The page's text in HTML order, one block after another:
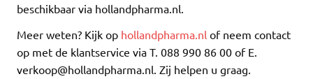
beschikbaar via hollandpharma.nl.
Meer weten? Kijk op hollandpharma.nl of neem contact
op met de klantservice via T. 088 990 86 00 of E.
verkoop@hollandpharma.nl. Zij helpen u graag.